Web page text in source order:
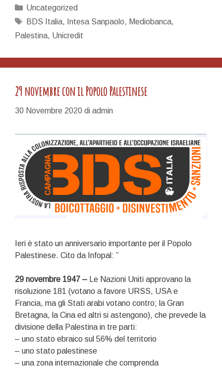
e
l’oppressione
e
Categorie
Uncategorized
Tag
BDS Italia, Intesa Sanpaolo, Mediobanca,
Palestina, Unicredit
29 novembre con il Popolo Palestinese
30 Novembre 2020 di admin
Ieri è stato un anniversario importante per il Popolo
Palestinese. Cito da Infopal: ”
29 novembre 1947 – Le Nazioni Uniti approvano la
risoluzione 181 (votano a favore URSS, USA e
Francia, ma gli Stati arabi votano contro; la Gran
Bretagna, la Cina ed altri si astengono), che prevede la
divisione della Palestina in tre parti:
– uno stato ebraico sul 56% del territorio
– uno stato palestinese
– una zona internazionale che comprenda